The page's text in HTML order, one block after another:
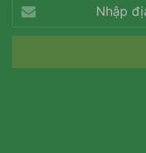
địa
chỉ
của